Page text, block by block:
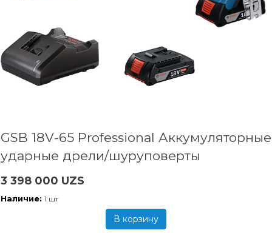
GSB 18V-65 Professional Аккумуляторные
ударные дрели/шуруповерты
3 398 000 UZS
Наличие: 1 шт
В корзину